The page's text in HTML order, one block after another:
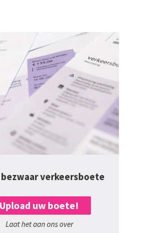
bezwaar verkeersboete
Upload uw boete!
Laat het aan ons over